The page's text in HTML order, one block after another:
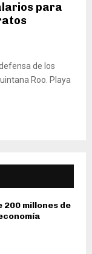
para
de los
Roo. Playa
millones de